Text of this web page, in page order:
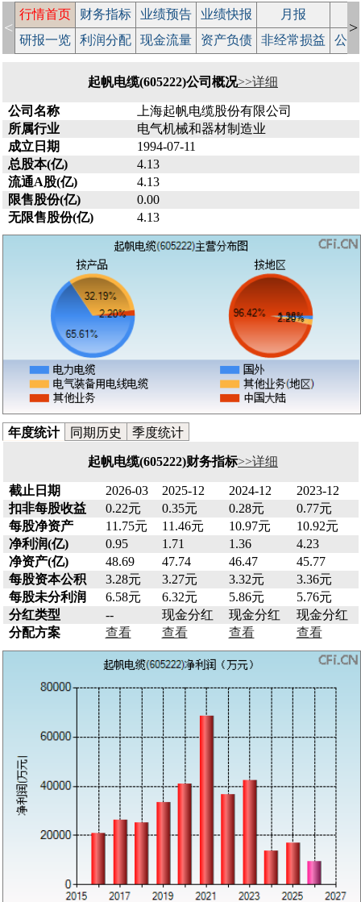
<
行情首页 财务指标 业绩预告 业绩快报 月报
研报一览
利润分配 现金流量 资产负债 非经常损益 公
>
起帆电缆(605222)公司概况>>详细
公司名称
上海起帆电缆股份有限公司
所属行业
电气机械和器材制造业
成立日期
1994-07-11
总股本(亿)
4.13
流通A股(亿)
4.13
限售股份(亿)
0.00
无限售股份(亿)
4.13
年度统计 同期历史 季度统计
起帆电缆(605222)财务指标>>详细
截止日期 2026-03 2025-12 2024-12
2023-12
扣非每股收益
0.22元 0.35元 0.28元
0.77元
每股净资产
11.75元 11.46元 10.97元
10.92元
净利润(亿)
0.95 1.71 1.36
4.23
净资产(亿)
48.69 47.74 46.47
45.77
每股资本公积
3.28元 3.27元 3.32元
3.36元
每股未分利润
6.58元 6.32元 5.86元
5.76元
分红类型
-- 现金分红 现金分红
现金分红
分配方案
查看 查看 查看 查看